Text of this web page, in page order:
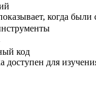
когда
код
для